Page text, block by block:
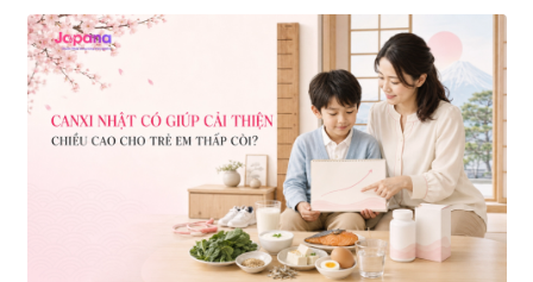
Viên uống phòng ngừa đột quỵ,
tai biến Nattokinase Nano
Premium 120 viên
2.290.000 đ